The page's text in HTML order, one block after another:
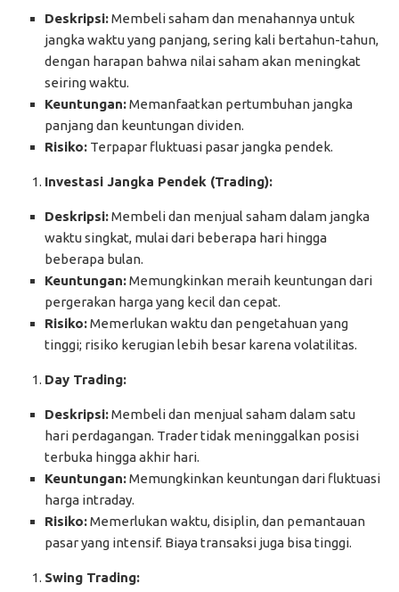
Deskripsi:Membeli saham dan menahannya untuk
jangka waktu yang panjang, sering kali bertahun-tahun,
dengan harapan bahwa nilai saham akan meningkat
seiring waktu.
Keuntungan:Memanfaatkan pertumbuhan jangka
panjang dan keuntungan dividen.
Risiko: Terpapar fluktuasi pasar jangka pendek.
Investasi Jangka Pendek (Trading):
Deskripsi:Membeli dan menjual saham dalam jangka
waktu singkat, mulai dari beberapa hari hingga
beberapa bulan.
Keuntungan:Memungkinkan meraih keuntungan dari
pergerakan harga yang kecil dan cepat.
Risiko:Memerlukan waktu dan pengetahuan yang
tinggi; risiko kerugian lebih besar karena volatilitas.
Day Trading:
Deskripsi:Membeli dan menjual saham dalam satu
hari perdagangan. Trader tidak meninggalkan posisi
terbuka hingga akhir hari.
Keuntungan:Memungkinkan keuntungan dari fluktuasi
harga intraday.
Risiko:Memerlukan waktu, disiplin, dan pemantauan
pasar yang intensif. Biaya transaksi juga bisa tinggi.
Swing Trading: